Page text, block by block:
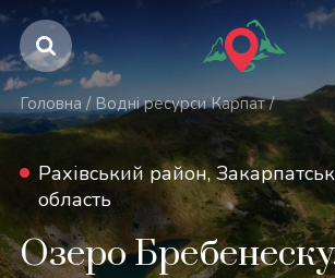
Головна / Водні ресурси Карпат /
Рахівський район,
область
Озеро